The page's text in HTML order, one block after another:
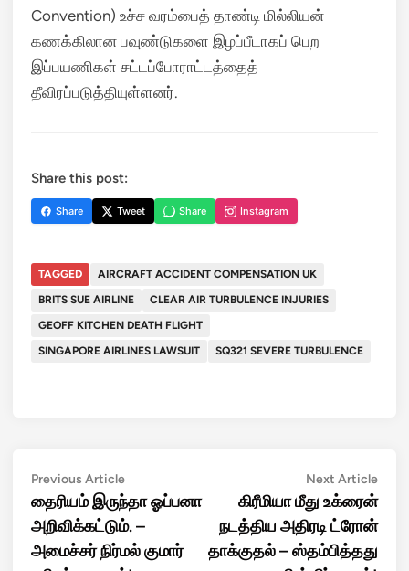
Convention) உச்ச வரம்பைத் தாண்டி மில்லியன்
கணக்கிலான பவுண்டுகளை இழப்பீடாகப் பெற
இப்பயணிகள் சட்டப்போராட்டத்தைத்
தீவிரப்படுத்தியுள்ளனர்.
Share this post:
Share Tweet Share Instagram
TAGGED
AIRCRAFT ACCIDENT COMPENSATION UK
BRITS SUE AIRLINE
CLEAR AIR TURBULENCE INJURIES
GEOFF KITCHEN DEATH FLIGHT
SINGAPORE AIRLINES LAWSUIT
SQ321 SEVERE TURBULENCE
Post
navigation
Previous ArticlePrevious
article:
தைரியம் இருந்தா ஓப்பனா
அறிவிக்கட்டும். –
அமைச்சர் நிர்மல் குமார்
Next ArticleNext
கிரீமியா மீது உக்ரைன்
நடத்திய அதிரடி ட்ரோன்
தாக்குதல் – ஸ்தம்பித்தது